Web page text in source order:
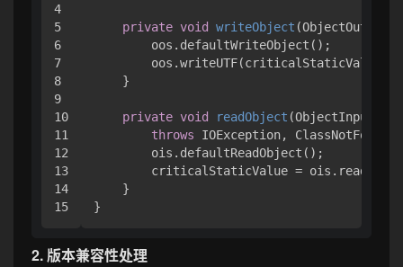
4
5
6
7
8
9
10
11
12
13
14
private void writeObject
        oos.defaultWriteObject();
    }
private void readObject
throws IOException,
        ois.defaultReadObject();
criticalStaticValue =
    }
2. 版本兼容性处理